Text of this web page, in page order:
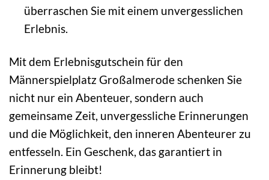
überraschen Sie mit einem unvergesslichen
Erlebnis.
Mit dem Erlebnisgutschein für den
Männerspielplatz Großalmerode schenken Sie
nicht nur ein Abenteuer, sondern auch
gemeinsame Zeit, unvergessliche Erinnerungen
und die Möglichkeit, den inneren Abenteurer zu
entfesseln. Ein Geschenk, das garantiert in
Erinnerung bleibt!